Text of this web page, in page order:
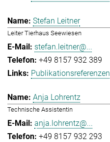
Stefan Leitner
Leiter Tierhaus Seewiesen
stefan.leitner@...
+49 8157 932 389
Publikationsreferenzen
Anja Lohrentz
Technische Assistentin
anja.lohrentz@...
+49 8157 932 293